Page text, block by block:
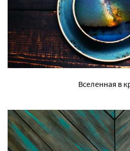
Вселенная в